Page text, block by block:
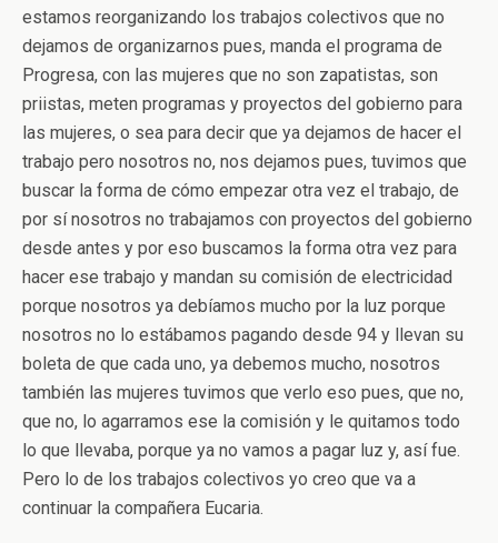
estamos reorganizando los trabajos colectivos que no
dejamos de organizarnos pues, manda el programa de
Progresa, con las mujeres que no son zapatistas, son
priistas, meten programas y proyectos del gobierno para
las mujeres, o sea para decir que ya dejamos de hacer el
trabajo pero nosotros no, nos dejamos pues, tuvimos que
buscar la forma de cómo empezar otra vez el trabajo, de
por sí nosotros no trabajamos con proyectos del gobierno
desde antes y por eso buscamos la forma otra vez para
hacer ese trabajo y mandan su comisión de electricidad
porque nosotros ya debíamos mucho por la luz porque
nosotros no lo estábamos pagando desde 94 y llevan su
boleta de que cada uno, ya debemos mucho, nosotros
también las mujeres tuvimos que verlo eso pues, que no,
que no, lo agarramos ese la comisión y le quitamos todo
lo que llevaba, porque ya no vamos a pagar luz y, así fue.
Pero lo de los trabajos colectivos yo creo que va a
continuar la compañera Eucaria.